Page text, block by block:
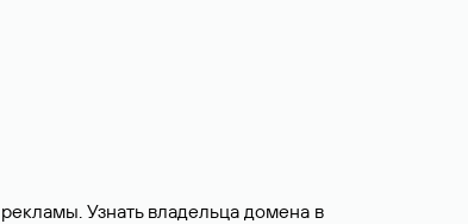
Узнать владельца домена в